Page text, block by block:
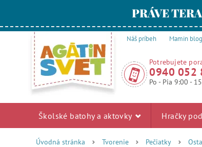
PRÁVE
Náš príbeh Mamin blog
Potrebujete
0940 052
Po - Pia 9:00 -
Školské batohy a aktovky Hračky
Úvodná stránka Tvorenie Pečiatky